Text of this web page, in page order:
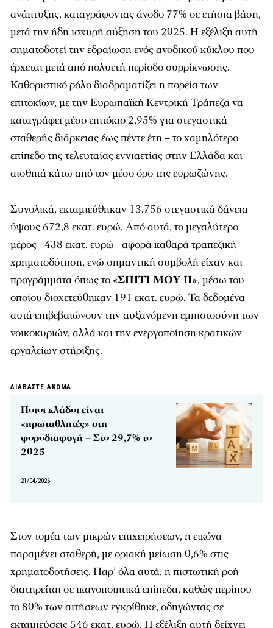
ανάπτυξης, καταγράφοντας άνοδο 77% σε ετήσια βάση,
μετά την ήδη ισχυρή αύξηση του 2025. Η εξέλιξη αυτή
σηματοδοτεί την εδραίωση ενός ανοδικού κύκλου που
έρχεται μετά από πολυετή περίοδο συρρίκνωσης.
Καθοριστικό ρόλο διαδραματίζει η πορεία των
επιτοκίων, με την Ευρωπαϊκή Κεντρική Τράπεζα να
καταγράφει μέσο επιτόκιο 2,95% για στεγαστικά
σταθερής διάρκειας έως πέντε έτη – το χαμηλότερο
επίπεδο της τελευταίας εννιαετίας στην Ελλάδα και
αισθητά κάτω από τον μέσο όρο της ευρωζώνης.
Συνολικά, εκταμιεύθηκαν 13.756 στεγαστικά δάνεια
ύψους 672,8 εκατ. ευρώ. Από αυτά, το μεγαλύτερο
μέρος –438 εκατ. ευρώ– αφορά καθαρά τραπεζική
χρηματοδότηση, ενώ σημαντική συμβολή είχαν και
προγράμματα όπως το «ΣΠΙΤΙ ΜΟΥ ΙΙ», μέσω του
οποίου διοχετεύθηκαν 191 εκατ. ευρώ. Τα δεδομένα
αυτά επιβεβαιώνουν την αυξανόμενη εμπιστοσύνη των
νοικοκυριών, αλλά και την ενεργοποίηση κρατικών
εργαλείων στήριξης.
ΔΙΑΒΑΣΤΕ ΑΚΟΜΑ
Ποιοι κλάδοι είναι
«πρωταθλητές» στη
φοροδιαφυγή – Στο 29,7% το
2025
21/04/2026
Στον τομέα των μικρών επιχειρήσεων, η εικόνα
παραμένει σταθερή, με οριακή μείωση 0,6% στις
χρηματοδοτήσεις. Παρ’ όλα αυτά, η πιστωτική ροή
διατηρείται σε ικανοποιητικά επίπεδα, καθώς περίπου
το 80% των αιτήσεων εγκρίθηκε, οδηγώντας σε
εκταμιεύσεις 546 εκατ. ευρώ. Η εξέλιξη αυτή δείχνει